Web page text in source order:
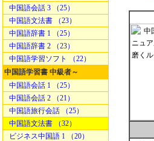
中国語会話 3 （25）
中国語文法書 （23）
中国語辞書 1 （25）
中国語辞書 2 （23）
中国語学習ソフト （22）
中国語学習書 中級者～
中国語会話 1 （25）
中国語会話 2 （21）
中国語旅行会話 （25）
中国語文法書 （32）
ビジネス中国語 1 （20）